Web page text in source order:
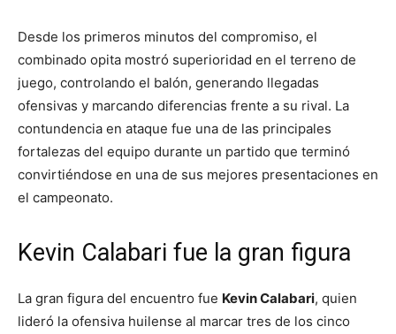
Desde los primeros minutos del compromiso, el
combinado opita mostró superioridad en el terreno de
juego, controlando el balón, generando llegadas
ofensivas y marcando diferencias frente a su rival. La
contundencia en ataque fue una de las principales
fortalezas del equipo durante un partido que terminó
convirtiéndose en una de sus mejores presentaciones en
el campeonato.
Kevin Calabari fue la gran figura
La gran figura del encuentro fue Kevin Calabari, quien
lideró la ofensiva huilense al marcar tres de los cinco